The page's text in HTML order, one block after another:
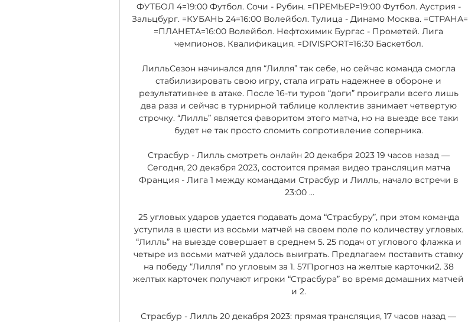
ФУТБОЛ 4=19:00 Футбол. Сочи - Рубин. =ПРЕМЬЕР=19:00 Футбол. Аустрия -
Зальцбург. =КУБАНЬ 24=16:00 Волейбол. Тулица - Динамо Москва. =СТРАНА=
=ПЛАНЕТА=16:00 Волейбол. Нефтохимик Бургас - Прометей. Лига
чемпионов. Квалификация. =DIVISPORT=16:30 Баскетбол.
ЛилльСезон начинался для “Лилля” так себе, но сейчас команда смогла
стабилизировать свою игру, стала играть надежнее в обороне и
результативнее в атаке. После 16-ти туров “доги” проиграли всего лишь
два раза и сейчас в турнирной таблице коллектив занимает четвертую
строчку. “Лилль” является фаворитом этого матча, но на выезде все таки
будет не так просто сломить сопротивление соперника.
Страсбур - Лилль смотреть онлайн 20 декабря 2023 19 часов назад —
Сегодня, 20 декабря 2023, состоится прямая видео трансляция матча
Франция - Лига 1 между командами Страсбур и Лилль, начало встречи в
23:00 ...
25 угловых ударов удается подавать дома “Страсбуру”, при этом команда
уступила в шести из восьми матчей на своем поле по количеству угловых.
“Лилль” на выезде совершает в среднем 5. 25 подач от углового флажка и
четыре из восьми матчей удалось выиграть. Предлагаем поставить ставку
на победу “Лилля” по угловым за 1. 57Прогноз на желтые карточки2. 38
желтых карточек получают игроки “Страсбура” во время домашних матчей
и 2.
Страсбур - Лилль 20 декабря 2023: прямая трансляция, 17 часов назад —